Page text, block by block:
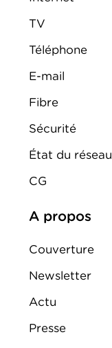
TV
Téléphone
E-mail
Fibre
Sécurité
État du réseau
CG
A propos
Couverture
Newsletter
Actu
Presse